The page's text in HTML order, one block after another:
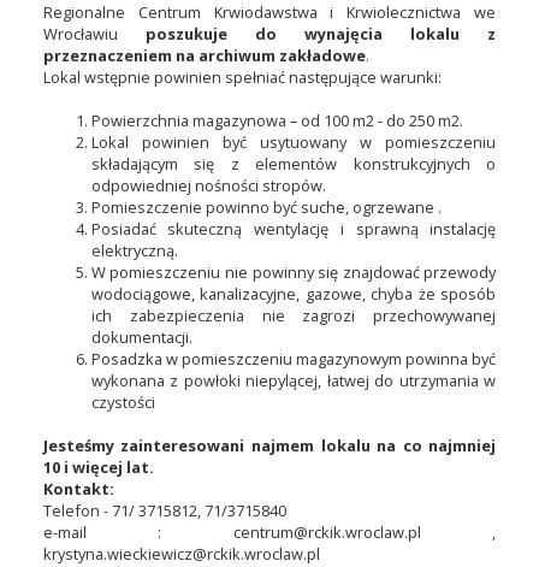
Regionalne Centrum Krwiodawstwa i Krwiolecznictwa we
Wrocławiu poszukuje do wynajęcia lokalu z
przeznaczeniem na archiwum zakładowe.
Lokal wstępnie powinien spełniać następujące warunki:
Powierzchnia magazynowa – od 100 m2 - do 250 m2.
Lokal powinien być usytuowany w pomieszczeniu
składającym się z elementów konstrukcyjnych o
odpowiedniej nośności stropów.
Pomieszczenie powinno być suche, ogrzewane .
Posiadać skuteczną wentylację i sprawną instalację
elektryczną.
W pomieszczeniu nie powinny się znajdować przewody
wodociągowe, kanalizacyjne, gazowe, chyba że sposób
ich zabezpieczenia nie zagrozi przechowywanej
dokumentacji.
Posadzka w pomieszczeniu magazynowym powinna być
wykonana z powłoki niepylącej, łatwej do utrzymania w
czystości
Jesteśmy zainteresowani najmem lokalu na co najmniej
10 i więcej lat.
Kontakt:
Telefon - 71/ 3715812, 71/3715840
e-mail : centrum@rckik.wroclaw.pl ,
krystyna.wieckiewicz@rckik.wroclaw.pl